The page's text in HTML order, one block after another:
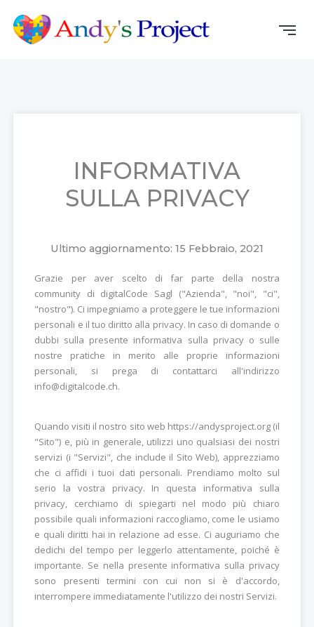
INFORMATIVA
SULLA PRIVACY
Ultimo aggiornamento: 15 Febbraio, 2021
Grazie per aver scelto di far parte della nostra
community di digitalCode Sagl ("Azienda", "noi", "ci",
"nostro"). Ci impegniamo a proteggere le tue informazioni
personali e il tuo diritto alla privacy. In caso di domande o
dubbi sulla presente informativa sulla privacy o sulle
nostre pratiche in merito alle proprie informazioni
personali, si prega di contattarci all'indirizzo
info@digitalcode.ch.
Quando visiti il nostro sito web https://andysproject.org (il
"Sito") e, più in generale, utilizzi uno qualsiasi dei nostri
servizi (i "Servizi", che include il Sito Web), apprezziamo
che ci affidi i tuoi dati personali. Prendiamo molto sul
serio la vostra privacy. In questa informativa sulla
privacy, cerchiamo di spiegarti nel modo più chiaro
possibile quali informazioni raccogliamo, come le usiamo
e quali diritti hai in relazione ad esse. Ci auguriamo che
dedichi del tempo per leggerlo attentamente, poiché è
importante. Se nella presente informativa sulla privacy
sono presenti termini con cui non si è d'accordo,
interrompere immediatamente l'utilizzo dei nostri Servizi.